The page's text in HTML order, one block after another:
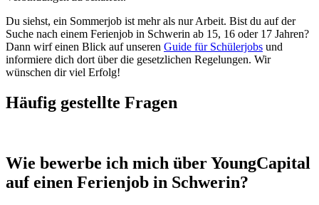
Du siehst, ein Sommerjob ist mehr als nur Arbeit. Bist du auf der
Suche nach einem Ferienjob in Schwerin ab 15, 16 oder 17 Jahren?
Dann wirf einen Blick auf unseren Guide für Schülerjobs und
informiere dich dort über die gesetzlichen Regelungen. Wir
wünschen dir viel Erfolg!
Häufig gestellte Fragen
Wie bewerbe ich mich über YoungCapital
auf einen Ferienjob in Schwerin?